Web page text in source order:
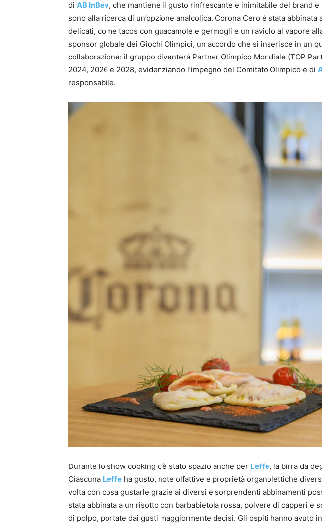
di AB InBev, che mantiene il gusto rinfrescante e inimitabile del brand
sono alla ricerca di un’opzione analcolica. Corona Cero è stata abbinata
delicati, come tacos con guacamole e germogli e un raviolo al vapore
sponsor globale dei Giochi Olimpici, un accordo che si inserisce in un
collaborazione: il gruppo diventerà Partner Olimpico Mondiale (TOP
2024, 2026 e 2028, evidenziando l’impegno del Comitato Olimpico e di
responsabile.
Durante lo show cooking c’è stato spazio anche per Leffe, la birra da
Ciascuna Leffe ha gusto, note olfattive e proprietà organolettiche
volta con cosa gustarle grazie ai diversi e sorprendenti abbinamenti
stata abbinata a un risotto con barbabietola rossa, polvere di capperi e
di polpo, portate dai gusti maggiormente decisi. Gli ospiti hanno avuto